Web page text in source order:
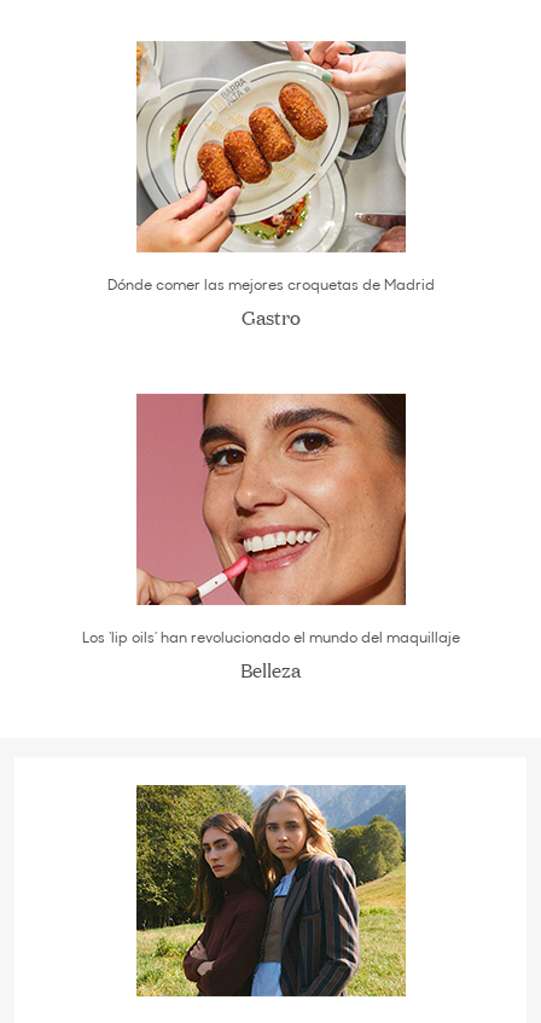
Dónde comer las mejores croquetas de Madrid
Gastro
Los ‘lip oils’ han revolucionado el mundo del maquillaje
Belleza